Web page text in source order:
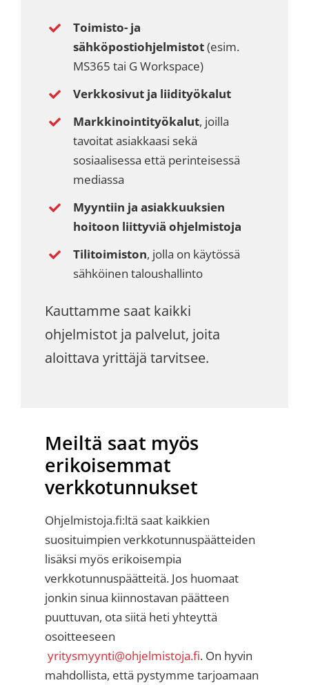
Toimisto- ja
sähköpostiohjelmistot(esim.
MS365 tai G Workspace)
Verkkosivut ja liidityökalut
Markkinointityökalut, joilla
tavoitat asiakkaasi sekä
sosiaalisessa että perinteisessä
mediassa
Myyntiin ja asiakkuuksien
hoitoon liittyviä ohjelmistoja
Tilitoimiston, jolla on käytössä
sähköinen taloushallinto
Kauttamme saat kaikki
ohjelmistot ja palvelut, joita
aloittava yrittäjä tarvitsee.
Meiltä saat myös
erikoisemmat
verkkotunnukset
Ohjelmistoja.fi:ltä saat kaikkien
suosituimpien verkkotunnuspäätteiden
lisäksi myös erikoisempia
verkkotunnuspäätteitä. Jos huomaat
jonkin sinua kiinnostavan päätteen
puuttuvan, ota siitä heti yhteyttä
osoitteeseen
yritysmyynti@ohjelmistoja.fi. On hyvin
mahdollista, että pystymme tarjoamaan